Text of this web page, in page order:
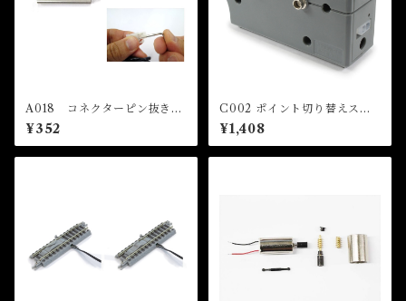
A018 コネクターピン抜き治
具 (Connector Pin Remove
r)
¥352
C002 ポイント切り替えスイ
ッチ (TURNOUT SWITCH)
¥1,408